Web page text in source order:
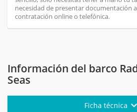
necesidad de presentar documentación
contratación online o telefónica.
Información del barco
Seas
Ficha técnica